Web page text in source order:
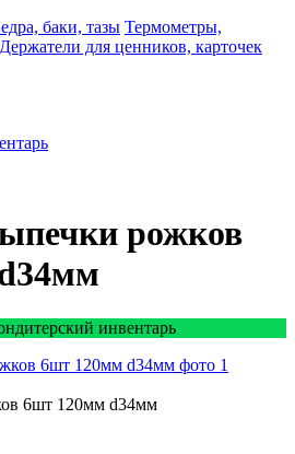
баки, тазы Термометры,
Держатели для ценников, карточек
рожков
инвентарь
6шт 120мм d34мм